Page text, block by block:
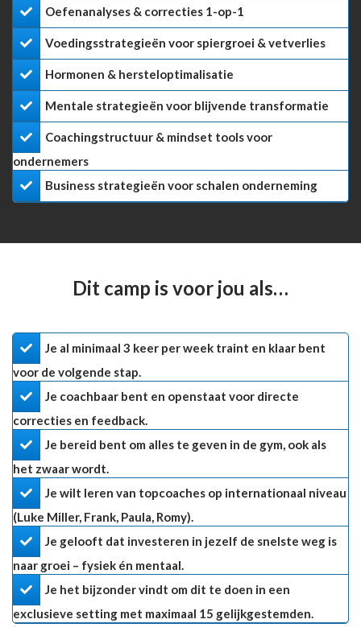
Oefenanalyses & correcties 1-op-1
Voedingsstrategieën voor spiergroei & vetverlies
​Hormonen & hersteloptimalisatie
​Mentale strategieën voor blijvende transformatie
​Coachingstructuur & mindset tools voor
ondernemers
​Business strategieën voor schalen onderneming
Dit camp is voor jou als…
Je al minimaal 3 keer per week traint en klaar bent
voor de volgende stap.
Je coachbaar bent en openstaat voor directe
correcties en feedback.
Je bereid bent om alles te geven in de gym, ook als
het zwaar wordt.
Je wilt leren van topcoaches op internationaal niveau
(Luke Miller, Frank, Paula, Romy).
​Je gelooft dat investeren in jezelf de snelste weg is
naar groei – fysiek én mentaal.
​Je het bijzonder vindt om dit te doen in een
exclusieve setting met maximaal 15 gelijkgestemden.